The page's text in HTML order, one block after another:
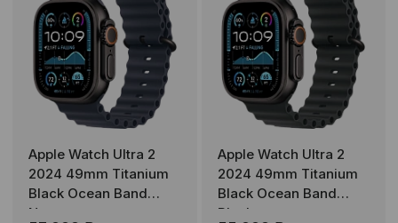
Apple Watch Ultra 2
2024 49mm Titanium
Black Ocean Band
Navy
Apple Watch Ultra 2
2024 49mm Titanium
Black Ocean Band
Black